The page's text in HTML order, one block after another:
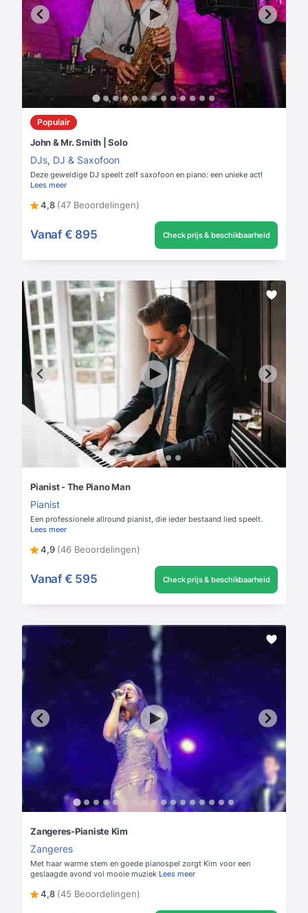
Populair
John & Mr. Smith | Solo
DJs, DJ & Saxofoon
Deze geweldige DJ speelt zelf saxofoon en piano: een unieke act!
Lees meer
4,8 (47 Beoordelingen)
Vanaf € 895 Check prijs & beschikbaarheid
Pianist - The Piano Man
Pianist
Een professionele allround pianist, die ieder bestaand lied speelt.
Lees meer
4,9 (46 Beoordelingen)
Vanaf € 595 Check prijs & beschikbaarheid
Zangeres-Pianiste Kim
Zangeres
Met haar warme stem en goede pianospel zorgt Kim voor een
geslaagde avond vol mooie muziek Lees meer
4,8 (45 Beoordelingen)